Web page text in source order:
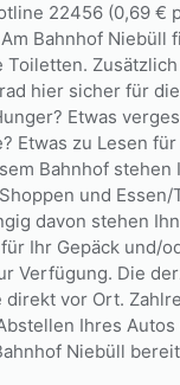
22456 (0,69 €
Bahnhof Niebüll
hier sicher für
Etwas
Etwas zu Lesen
Bahnhof stehen
und
davon stehen
Ihr Gepäck und/
Verfügung. Die
vor Ort.
Ihres
Niebüll